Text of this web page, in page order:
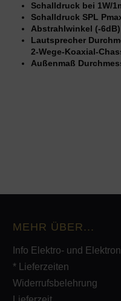
Schalldruck bei 1W/
Schalldruck SPL
Abstrahlwinkel (-6dB)
Lautsprecher
2-Wege-Koaxial-
Außenmaß
MEHR ÜBER...
Info Elektro- und
* Lieferzeiten
Widerrufsbelehrung